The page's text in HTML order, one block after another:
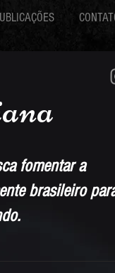
fomentar a
brasileiro